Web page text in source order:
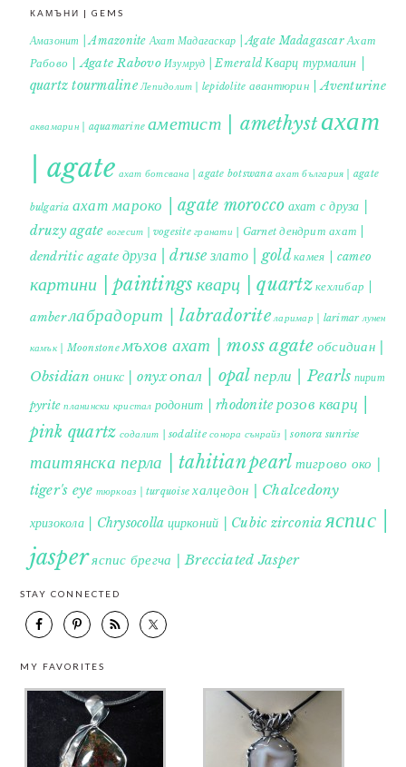
КАМЪНИ | GEMS
Амазонит | Amazonite Ахат Мадагаскар | Agate Madagascar Ахат
Рабово | Agate Rabovo Изумруд | Emerald Кварц турмалин |
quartz tourmaline Лепидолит | lepidolite авантюрин | Aventurine
аквамарин | aquamarine аметист | amethystахат
| agate ахат ботсвана | agate botswana ахат българия | agate
bulgaria ахат мароко | agate morocco ахат с друза |
druzy agate вогесит | vogesite гранати | Garnet дендрит ахат |
dendritic agate друза | druse злато | gold камея | cameo
картини | paintings кварц | quartzкехлибар |
amberлабрадорит | labradorite ларимар | larimar лунен
камък | Moonstone мъхов ахат | moss agate обсидиан |
Obsidian оникс | onyxопал | opal перли | Pearls пирит |
pyrite планински кристал родонит | rhodonite розов кварц |
pink quartz содалит | sodalite сонора сънрайз | sonora sunrise
таитянска перла | tahitian pearl тигрово око |
tiger's eye тюркоаз | turquoise халцедон | Chalcedony
хризокола | Chrysocolla цирконий | Cubic zirconia яспис |
jasperяспис брегча | Brecciated Jasper
STAY CONNECTED
MY FAVORITES